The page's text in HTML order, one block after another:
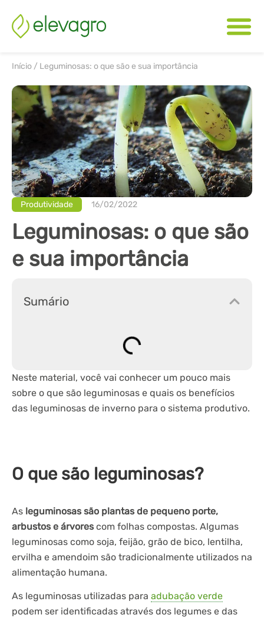
Início / Leguminosas: o que são e sua importância
Produtividade 16/02/2022
Leguminosas: o que são
e sua importância
Sumário
Neste material, você vai conhecer um pouco mais
sobre o que são leguminosas e quais os benefícios
das leguminosas de inverno para o sistema produtivo.
O que são leguminosas?
As leguminosas são plantas de pequeno porte,
arbustos e árvores com folhas compostas. Algumas
leguminosas como soja, feijão, grão de bico, lentilha,
ervilha e amendoim são tradicionalmente utilizados na
alimentação humana.
As leguminosas utilizadas para adubação verde
podem ser identificadas através dos legumes e das